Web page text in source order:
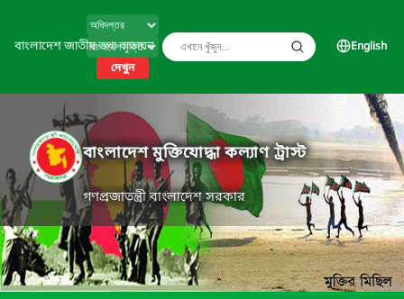
বাংলাদেশ জাতীয় তথ্য বাতায়ন
দেখুন
English
বাংলাদেশ মুক্তিযোদ্ধা কল্যাণ ট্রাস্ট
গণপ্রজাতন্ত্রী বাংলাদেশ সরকার